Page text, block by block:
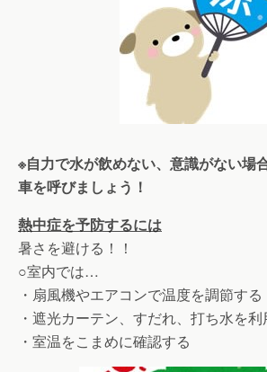
※自力で水が飲めない、意識がない場
車を呼びましょう！
熱中症を予防するには
暑さを避ける！！
○室内では…
・扇風機やエアコンで温度を調節する
・遮光カーテン、すだれ、打ち水を利
・室温をこまめに確認する